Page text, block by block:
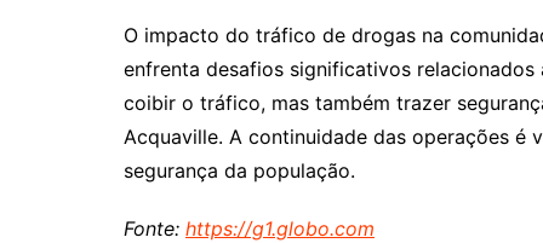
O impacto do tráfico de drogas na
enfrenta desafios significativos
coibir o tráfico, mas também trazer
Acquaville. A continuidade das operações é
segurança da população.
Fonte: https://g1.globo.com